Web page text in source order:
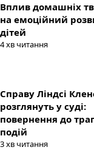
Вплив домашніх
на емоційний
дітей
4хв читання
Справу Ліндсі
розглянуть у суді:
повернення до
подій
3хв читання